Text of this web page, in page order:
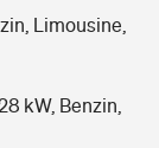
Limousine,
kW, Benzin,